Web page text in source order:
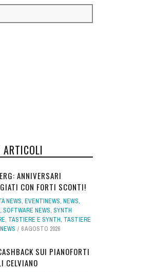
ANNIVERSARI
CON FORTI SCONTI!
NEWS, EVENTINEWS, NEWS,
, SOFTWARE NEWS, SYNTH
, TASTIERE E SYNTH, TASTIERE
6 AGOSTO 2026
SUI PIANOFORTI
CELVIANO